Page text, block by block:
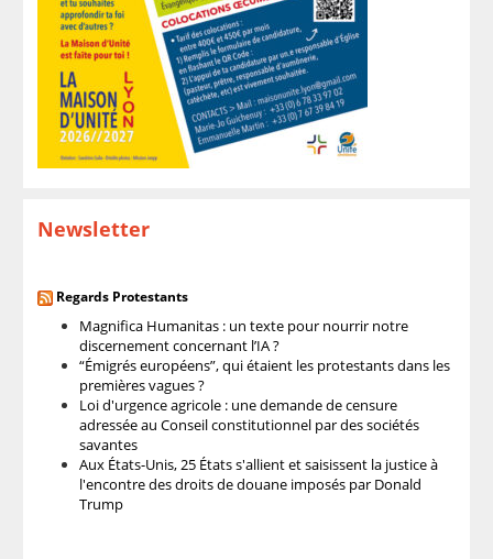
Newsletter
Regards Protestants
Magnifica Humanitas : un texte pour nourrir notre
discernement concernant l’IA ?
“Émigrés européens”, qui étaient les protestants dans les
premières vagues ?
Loi d'urgence agricole : une demande de censure
adressée au Conseil constitutionnel par des sociétés
savantes
Aux États-Unis, 25 États s'allient et saisissent la justice à
l'encontre des droits de douane imposés par Donald
Trump